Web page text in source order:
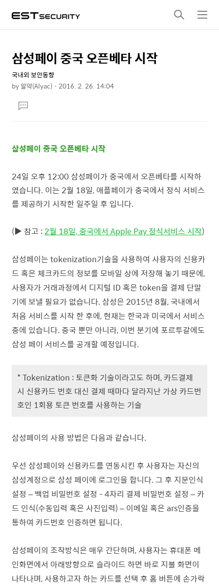
검
색
메
뉴
상
세
컨
텐
츠
본
문
제
목
삼성페이 중국 오픈베타 시작
국내외 보안동향
by알약(Alyac) 2016. 2. 26. 14:04
문댓
글
삼성페이 중국 오픈베타 시작
24일 오후 12:00 삼성페이가 중국에서 오픈베타를 시작하
였습니다. 이는 2월 18일, 애플페이가 중국에서 정식 서비스
를 제공하기 시작한 일주일 후 입니다.
(▶ 참고 :2월 18일, 중국에서 Apple Pay 정식서비스 시작)
삼성페이는 tokenization기술을 사용하여 사용자의 신용카
드 혹은 체크카드의 정보를 모바일 상에 저장해 놓기 때문에,
사용자가 거래과정에서 디지털 ID 혹은 token을 결제 단말
기에 보낼 필요가 없습니다. 삼성은 2015년 8월, 국내에서
처음 서비스를 시작 한 후에, 현재는 한국과 미국에서 서비스
중에 있습니다. 중국 뿐만 아니라, 이번 분기에 포르투갈에도
삼성 페이 서비스를 공개할 예정입니다.
* Tokenization : 토큰화 기술이라고도 하며, 카드결제
시 신용카드 번호 대신 결제 때마다 달라지난 가상 카드번
호인 1회용 토큰 번호를 사용하는 기술
삼성페이의 사용 방법은 다음과 같습니다.
우선 삼성페이와 신용카드를 연동시킨 후 사용자는 자신의
삼성계정으로 삼성 페이에 로그인을 합니다. 그 후 지문인식
설정 – 백업 비밀번호 설정 - 4자리 결제 비밀번호 설정 – 카
드 인식(수동입력 혹은 사진입력) – 이메일 혹은 ars인증을
통하여 카드번호 인증하면 됩니다.
삼성페이의 조작방식은 매우 간단하며, 사용자는 휴대폰 메
인화면에서 아래방향으로 슬라이드 하면 바로 지불 화면이
나타나며, 사용하고자 하는 카드를 선택 후 홈 버튼에 손가락